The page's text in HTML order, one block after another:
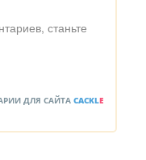
станьте
ДЛЯ САЙТА CACKLE